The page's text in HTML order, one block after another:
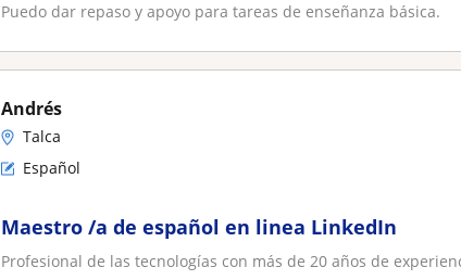
Puedo dar repaso y apoyo para tareas de enseñanza básica.
Andrés
Talca
Español
Maestro /a de español en linea LinkedIn
Profesional de las tecnologías con más de 20 años de